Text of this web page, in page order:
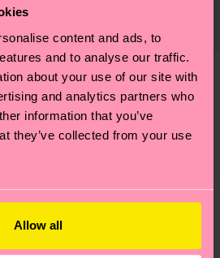
content and ads, to
and to analyse our traffic.
about your use of our site with
and analytics partners who
information that you’ve
they’ve collected from your use
Allow all
polyamide, 21% Poliamida,
mimar tus calcetines y un
Pásate por nuestra
página
5-8 días laborables. Ten en
una estimación y que el
variar según el servicio
las devoluciones? Visita
Diseños parecidos